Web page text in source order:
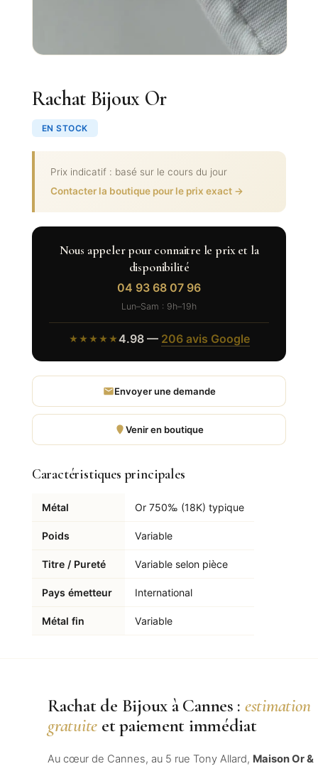
Rachat Bijoux Or
EN STOCK
Prix indicatif : basé sur le cours du jour
Contacter la boutique pour le prix exact →
Nous appeler pour connaitre le prix et la
disponibilité
04 93 68 07 96
Lun–Sam : 9h–19h
★★★★★ 4.98 — 206 avis Google
Envoyer une demande
Venir en boutique
Caractéristiques principales
Métal Or 750‰ (18K) typique
Poids Variable
Titre / Pureté Variable selon pièce
Pays émetteur International
Métal fin Variable
Rachat de Bijoux à Cannes : estimation
gratuite et paiement immédiat
Au cœur de Cannes, au 5 rue Tony Allard, Maison Or &